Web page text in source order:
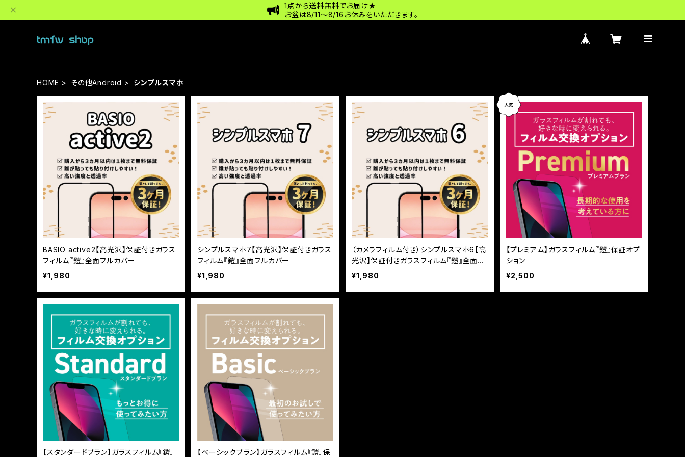
1点から送料無料でお届け★
お盆は8/11〜8/16お休みをいただきます。
HOME その他Android シンプルスマホ
BASIO active2【高光沢】保証付きガラス
フィルム『鎧』全面フルカバー
¥1,980
シンプルスマホ7【高光沢】保証付きガラス
フィルム『鎧』全面フルカバー
¥1,980
（カメラフィルム付き）シンプルスマホ6【高
光沢】保証付きガラスフィルム『鎧』全面フ
ルカバー
¥1,980
【プレミアム】ガラスフィルム『鎧』保証オプ
ション
¥2,500
【スタンダードプラン】ガラスフィルム『鎧』 【ベーシックプラン】ガラスフィルム『鎧』保